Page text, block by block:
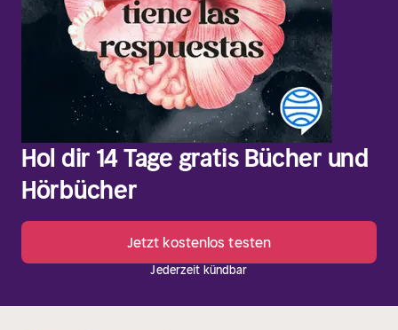
Hol dir 14 Tage gratis Bücher und
Hörbücher
Jetzt kostenlos testen
Jederzeit kündbar